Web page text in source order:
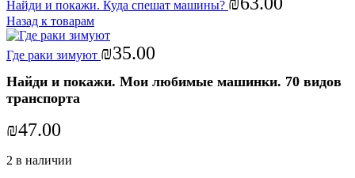
Найди и покажи. Куда спешат машины?
Назад к товарам
Где раки зимуют ₪35.00
Найди и покажи. Мои любимые машинки. 70 видов
транспорта
₪47.00
2 в наличии